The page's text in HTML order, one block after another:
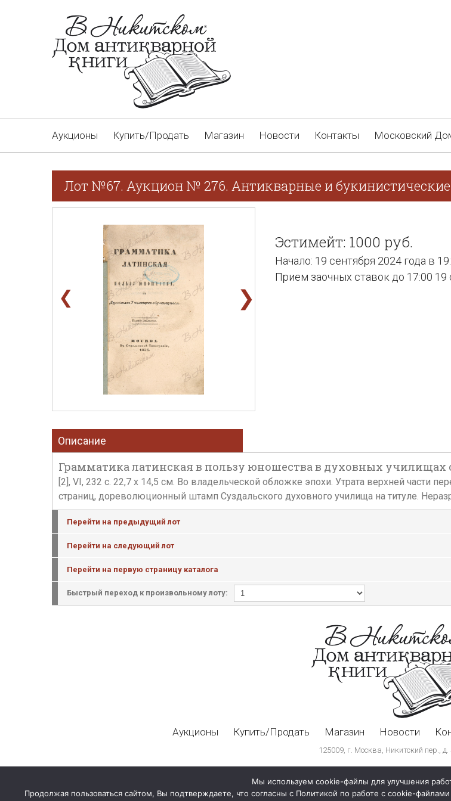
Аукционы Купить/Продать Магазин Новости Контакты Московский
Лот №67. Аукцион № 276. Антикварные и букинистические
❮ ❯
Эстимейт: 1000 руб.
Начало: 19 сентября 2024 года в
Прием заочных ставок до 17:00 19
Описание
Грамматика латинская в пользу юношества в духовных училищах
[2], VI, 232 с. 22,7 х 14,5 см. Во владельческой обложке эпохи. Утрата верхней части
страниц, дореволюционный штамп Суздальского духовного училища на титуле.
Перейти на предыдущий лот
Перейти на следующий лот
Перейти на первую страницу каталога
Быстрый переход к произвольному лоту:
Аукционы Купить/Продать Магазин Новости
125009, г. Москва, Никитский пер., д.
Мы используем cookie-файлы для улучшения
Продолжая пользоваться сайтом, Вы подтверждаете, что согласны с Политикой по работе с cookie-